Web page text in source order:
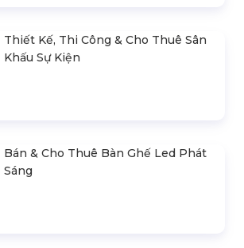
Thiết Kế, Thi Công & Cho Thuê Sân
Khấu Sự Kiện
Bán & Cho Thuê Bàn Ghế Led Phát
Sáng